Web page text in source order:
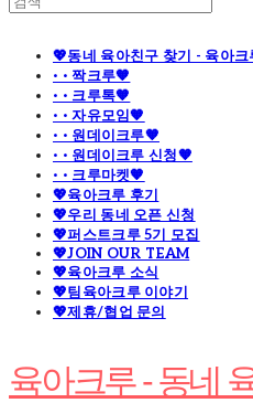
💖동네 육아친구 찾기 - 육아크
· · 짝크루🧡
· · 크루톡🧡
· · 자유모임🧡
· · 원데이크루🧡
· · 원데이크루 신청🧡
· · 크루마켓🧡
💖육아크루 후기
💖우리 동네 오픈 신청
💖퍼스트크루 5기 모집
💖JOIN OUR TEAM
💖육아크루 소식
💖팀육아크루 이야기
💖제휴/협업 문의
육아크루 - 동네